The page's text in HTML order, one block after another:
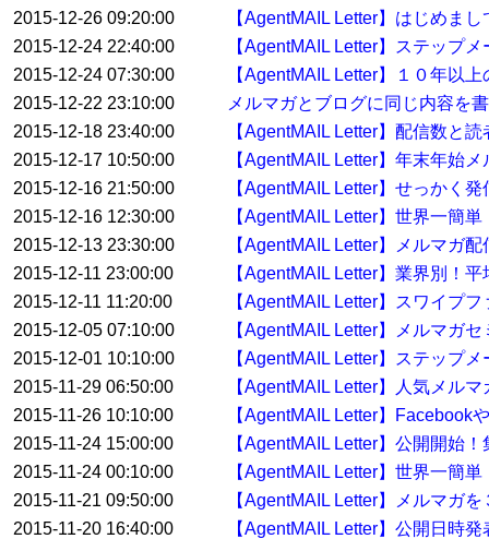
2015-12-26 09:20:00
【AgentMAIL Letter】はじめま
2015-12-24 22:40:00
【AgentMAIL Letter】ステップ
2015-12-24 07:30:00
【AgentMAIL Letter】１０年以
2015-12-22 23:10:00
メルマガとブログに同じ内容を
2015-12-18 23:40:00
【AgentMAIL Letter】配信数と
2015-12-17 10:50:00
【AgentMAIL Letter】年末年始
2015-12-16 21:50:00
【AgentMAIL Letter】せっかく
2015-12-16 12:30:00
【AgentMAIL Letter】世界一簡
2015-12-13 23:30:00
【AgentMAIL Letter】メルマガ
2015-12-11 23:00:00
【AgentMAIL Letter】業界別！
2015-12-11 11:20:00
【AgentMAIL Letter】スワイプ
2015-12-05 07:10:00
【AgentMAIL Letter】メルマガ
2015-12-01 10:10:00
【AgentMAIL Letter】ステップ
2015-11-29 06:50:00
【AgentMAIL Letter】人気メル
2015-11-26 10:10:00
【AgentMAIL Letter】Facebook
2015-11-24 15:00:00
【AgentMAIL Letter】公開開始
2015-11-24 00:10:00
【AgentMAIL Letter】世界一簡
2015-11-21 09:50:00
【AgentMAIL Letter】メルマガ
2015-11-20 16:40:00
【AgentMAIL Letter】公開日時